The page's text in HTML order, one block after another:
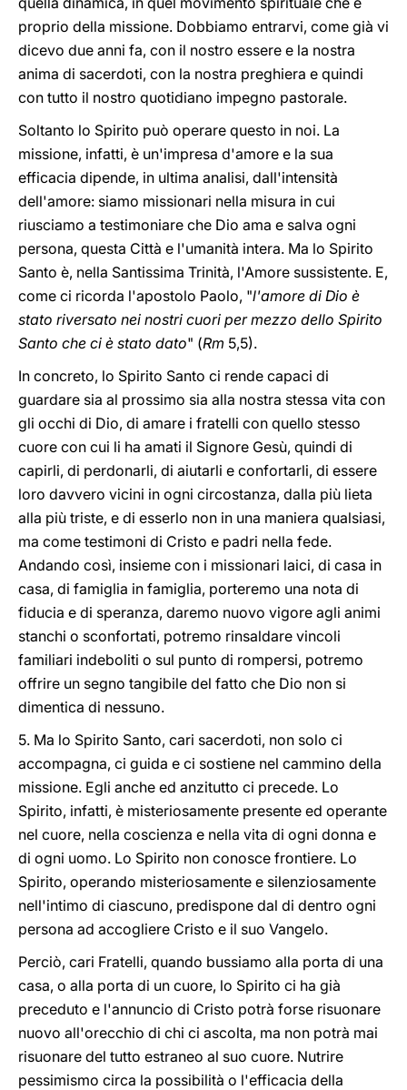
proprio della missione. Dobbiamo entrarvi, come già vi
dicevo due anni fa, con il nostro essere e la nostra
anima di sacerdoti, con la nostra preghiera e quindi
con tutto il nostro quotidiano impegno pastorale.
Soltanto lo Spirito può operare questo in noi. La
missione, infatti, è un'impresa d'amore e la sua
efficacia dipende, in ultima analisi, dall'intensità
dell'amore: siamo missionari nella misura in cui
riusciamo a testimoniare che Dio ama e salva ogni
persona, questa Città e l'umanità intera. Ma lo Spirito
Santo è, nella Santissima Trinità, l'Amore sussistente. E,
come ci ricorda l'apostolo Paolo, "l'amore di Dio è
stato riversato nei nostri cuori per mezzo dello Spirito
Santo che ci è stato dato" (Rm 5,5).
In concreto, lo Spirito Santo ci rende capaci di
guardare sia al prossimo sia alla nostra stessa vita con
gli occhi di Dio, di amare i fratelli con quello stesso
cuore con cui li ha amati il Signore Gesù, quindi di
capirli, di perdonarli, di aiutarli e confortarli, di essere
loro davvero vicini in ogni circostanza, dalla più lieta
alla più triste, e di esserlo non in una maniera qualsiasi,
ma come testimoni di Cristo e padri nella fede.
Andando così, insieme con i missionari laici, di casa in
casa, di famiglia in famiglia, porteremo una nota di
fiducia e di speranza, daremo nuovo vigore agli animi
stanchi o sconfortati, potremo rinsaldare vincoli
familiari indeboliti o sul punto di rompersi, potremo
offrire un segno tangibile del fatto che Dio non si
dimentica di nessuno.
5. Ma lo Spirito Santo, cari sacerdoti, non solo ci
accompagna, ci guida e ci sostiene nel cammino della
missione. Egli anche ed anzitutto ci precede. Lo
Spirito, infatti, è misteriosamente presente ed operante
nel cuore, nella coscienza e nella vita di ogni donna e
di ogni uomo. Lo Spirito non conosce frontiere. Lo
Spirito, operando misteriosamente e silenziosamente
nell'intimo di ciascuno, predispone dal di dentro ogni
persona ad accogliere Cristo e il suo Vangelo.
Perciò, cari Fratelli, quando bussiamo alla porta di una
casa, o alla porta di un cuore, lo Spirito ci ha già
preceduto e l'annuncio di Cristo potrà forse risuonare
nuovo all'orecchio di chi ci ascolta, ma non potrà mai
risuonare del tutto estraneo al suo cuore. Nutrire
pessimismo circa la possibilità o l'efficacia della